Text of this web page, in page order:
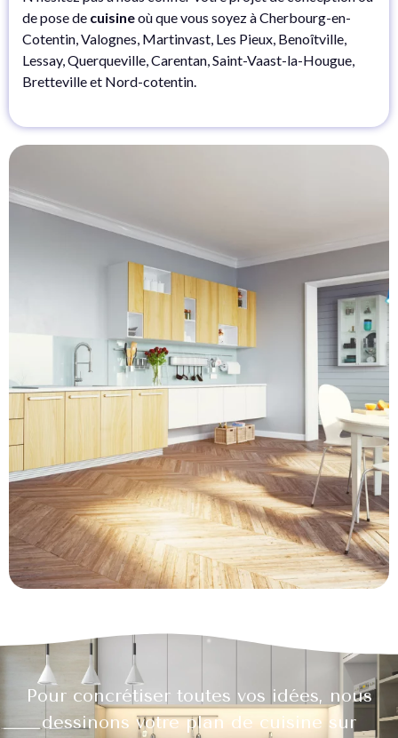
de pose de cuisineoù que vous soyez à Cherbourg-en-
Cotentin, Valognes, Martinvast, Les Pieux, Benoîtville,
Lessay, Querqueville, Carentan, Saint-Vaast-la-Hougue,
Bretteville et Nord-cotentin.
Pour concrétiser toutes vos idées, nous
dessinons votre plan de cuisine sur